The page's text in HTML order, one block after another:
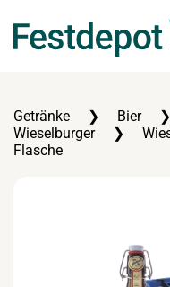
Zum Hauptinhalt
Getränke Bier
Wieselburger
Flasche